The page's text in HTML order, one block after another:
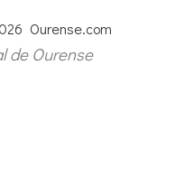
Ourense.com
de Ourense